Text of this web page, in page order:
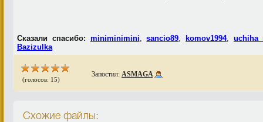
Сказали спасибо: miniminimini,sancio89, komov1994,
Bazizulka
(голосов: 15)
Запостил: ASMAGA
Схожие файлы: